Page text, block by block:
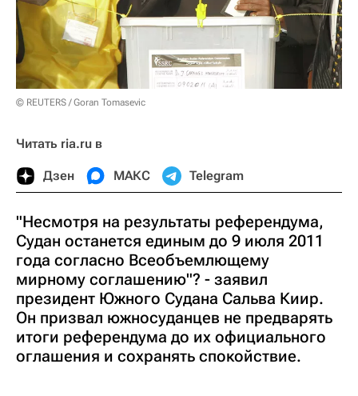
© REUTERS / Goran Tomasevic
Читать ria.ru в
Дзен МАКС Telegram
"Несмотря на результаты референдума,
Судан останется единым до 9 июля 2011
года согласно Всеобъемлющему
мирному соглашению"? - заявил
президент Южного Судана Сальва Киир.
Он призвал южносуданцев не предварять
итоги референдума до их официального
оглашения и сохранять спокойствие.